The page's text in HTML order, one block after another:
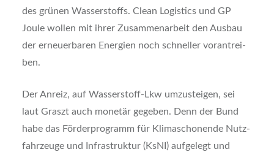
des grü­nen Was­ser­stoffs. Clean Logi­stics und GP
Joule wol­len mit ihrer Zusam­men­ar­beit den Aus­bau
der erneu­er­ba­ren Ener­gien noch schnel­ler vor­an­trei­
ben.
Der Anreiz, auf Was­ser­stoff-Lkw umzu­stei­gen, sei
laut Graszt auch mone­tär gege­ben. Denn der Bund
habe das För­der­pro­gramm für Kli­ma­scho­nen­de Nutz­
fahr­zeu­ge und Infra­struk­tur (KsNI) auf­ge­legt und